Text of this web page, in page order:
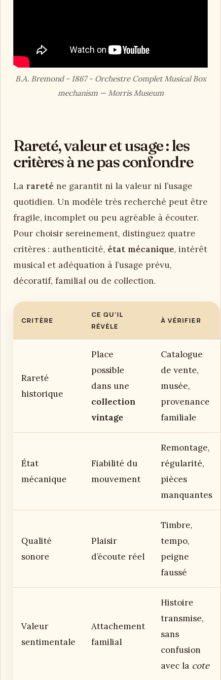
B.A. Bremond - 1867 - Orchestre Complet Musical Box
mechanism — Morris Museum
Rareté, valeur et usage : les
critères à ne pas confondre
La rareté ne garantit ni la valeur ni l’usage
quotidien. Un modèle très recherché peut être
fragile, incomplet ou peu agréable à écouter.
Pour choisir sereinement, distinguez quatre
critères : authenticité, état mécanique, intérêt
musical et adéquation à l’usage prévu,
décoratif, familial ou de collection.
CRITÈRE
CE QU’IL
RÉVÈLE
À VÉRIFIER
Rareté
historique
Place
possible
dans une
collection
vintage
Catalogue
de vente,
musée,
provenance
familiale
État
mécanique
Fiabilité du
mouvement
Remontage,
régularité,
pièces
manquantes
Qualité
sonore
Plaisir
d’écoute réel
Timbre,
tempo,
peigne
faussé
Valeur
sentimentale
Attachement
familial
Histoire
transmise,
sans
confusion
avec la cote